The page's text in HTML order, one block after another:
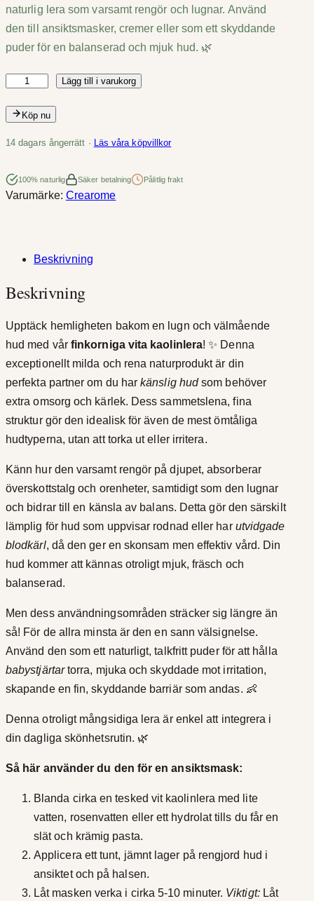
naturlig lera som varsamt rengör och lugnar. Använd
den till ansiktsmasker, cremer eller som ett skyddande
puder för en balanserad och mjuk hud. 🌿
r
a
i
t
i
F
i
n
5
0
g
r
Lägg till i varukorg
Köp nu
14 dagars ångerrätt · Läs våra köpvillkor
100% naturlig Säker betalning Pålitlig frakt
Varumärke: Crearome
Beskrivning
Beskrivning
Upptäck hemligheten bakom en lugn och välmående
hud med vår finkorniga vita kaolinlera! ✨ Denna
exceptionellt milda och rena naturprodukt är din
perfekta partner om du harkänslig hudsom behöver
extra omsorg och kärlek. Dess sammetslena, fina
struktur gör den idealisk för även de mest ömtåliga
hudtyperna, utan att torka ut eller irritera.
Känn hur den varsamt rengör på djupet, absorberar
överskottstalg och orenheter, samtidigt som den lugnar
och bidrar till en känsla av balans. Detta gör den särskilt
lämplig för hud som uppvisar rodnad eller har utvidgade
blodkärl, då den ger en skonsam men effektiv vård. Din
hud kommer att kännas otroligt mjuk, fräsch och
balanserad.
Men dess användningsområden sträcker sig längre än
så! För de allra minsta är den en sann välsignelse.
Använd den som ett naturligt, talkfritt puder för att hålla
babystjärtartorra, mjuka och skyddade mot irritation,
skapande en fin, skyddande barriär som andas. 👶
Denna otroligt mångsidiga lera är enkel att integrera i
din dagliga skönhetsrutin. 🌿
Så här använder du den för en ansiktsmask:
Blanda cirka en tesked vit kaolinlera med lite
vatten, rosenvatten eller ett hydrolat tills du får en
slät och krämig pasta.
Applicera ett tunt, jämnt lager på rengjord hud i
ansiktet och på halsen.
Låt masken verka i cirka 5-10 minuter. Viktigt:Låt